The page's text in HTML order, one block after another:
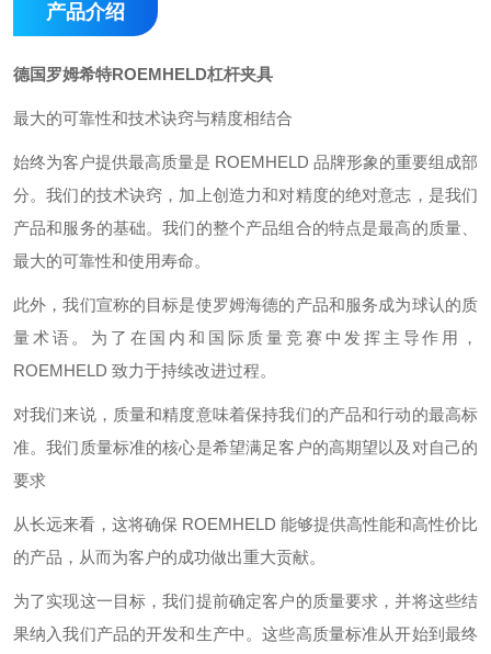
产品介绍
德国罗姆希特ROEMHELD杠杆夹具
最大的可靠性和技术诀窍与精度相结合
始终为客户提供最高质量是 ROEMHELD 品牌形象的重要组成部
分。我们的技术诀窍，加上创造力和对精度的绝对意志，是我们
产品和服务的基础。我们的整个产品组合的特点是最高的质量、
最大的可靠性和使用寿命。
此外，我们宣称的目标是使罗姆海德的产品和服务成为球认的质
量术语。为了在国内和国际质量竞赛中发挥主导作用，
ROEMHELD 致力于持续改进过程。
对我们来说，质量和精度意味着保持我们的产品和行动的最高标
准。我们质量标准的核心是希望满足客户的高期望以及对自己的
要求
从长远来看，这将确保 ROEMHELD 能够提供高性能和高性价比
的产品，从而为客户的成功做出重大贡献。
为了实现这一目标，我们提前确定客户的质量要求，并将这些结
果纳入我们产品的开发和生产中。这些高质量标准从开始到最终